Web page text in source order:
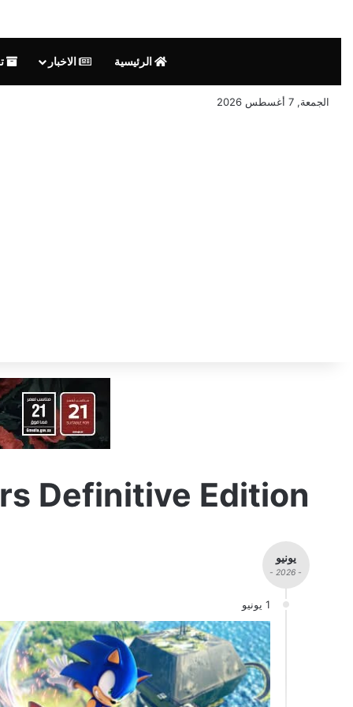
الرئيسية الاخبار
الجمعة, 7 أغسطس 2026
Definitive Edition
يونيو
- 2026 -
1 يونيو